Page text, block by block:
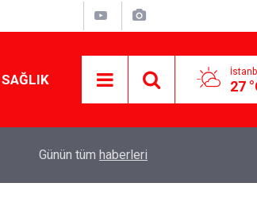
SAĞLIK 27
yapmanın sırrı
Günün tüm haberleri